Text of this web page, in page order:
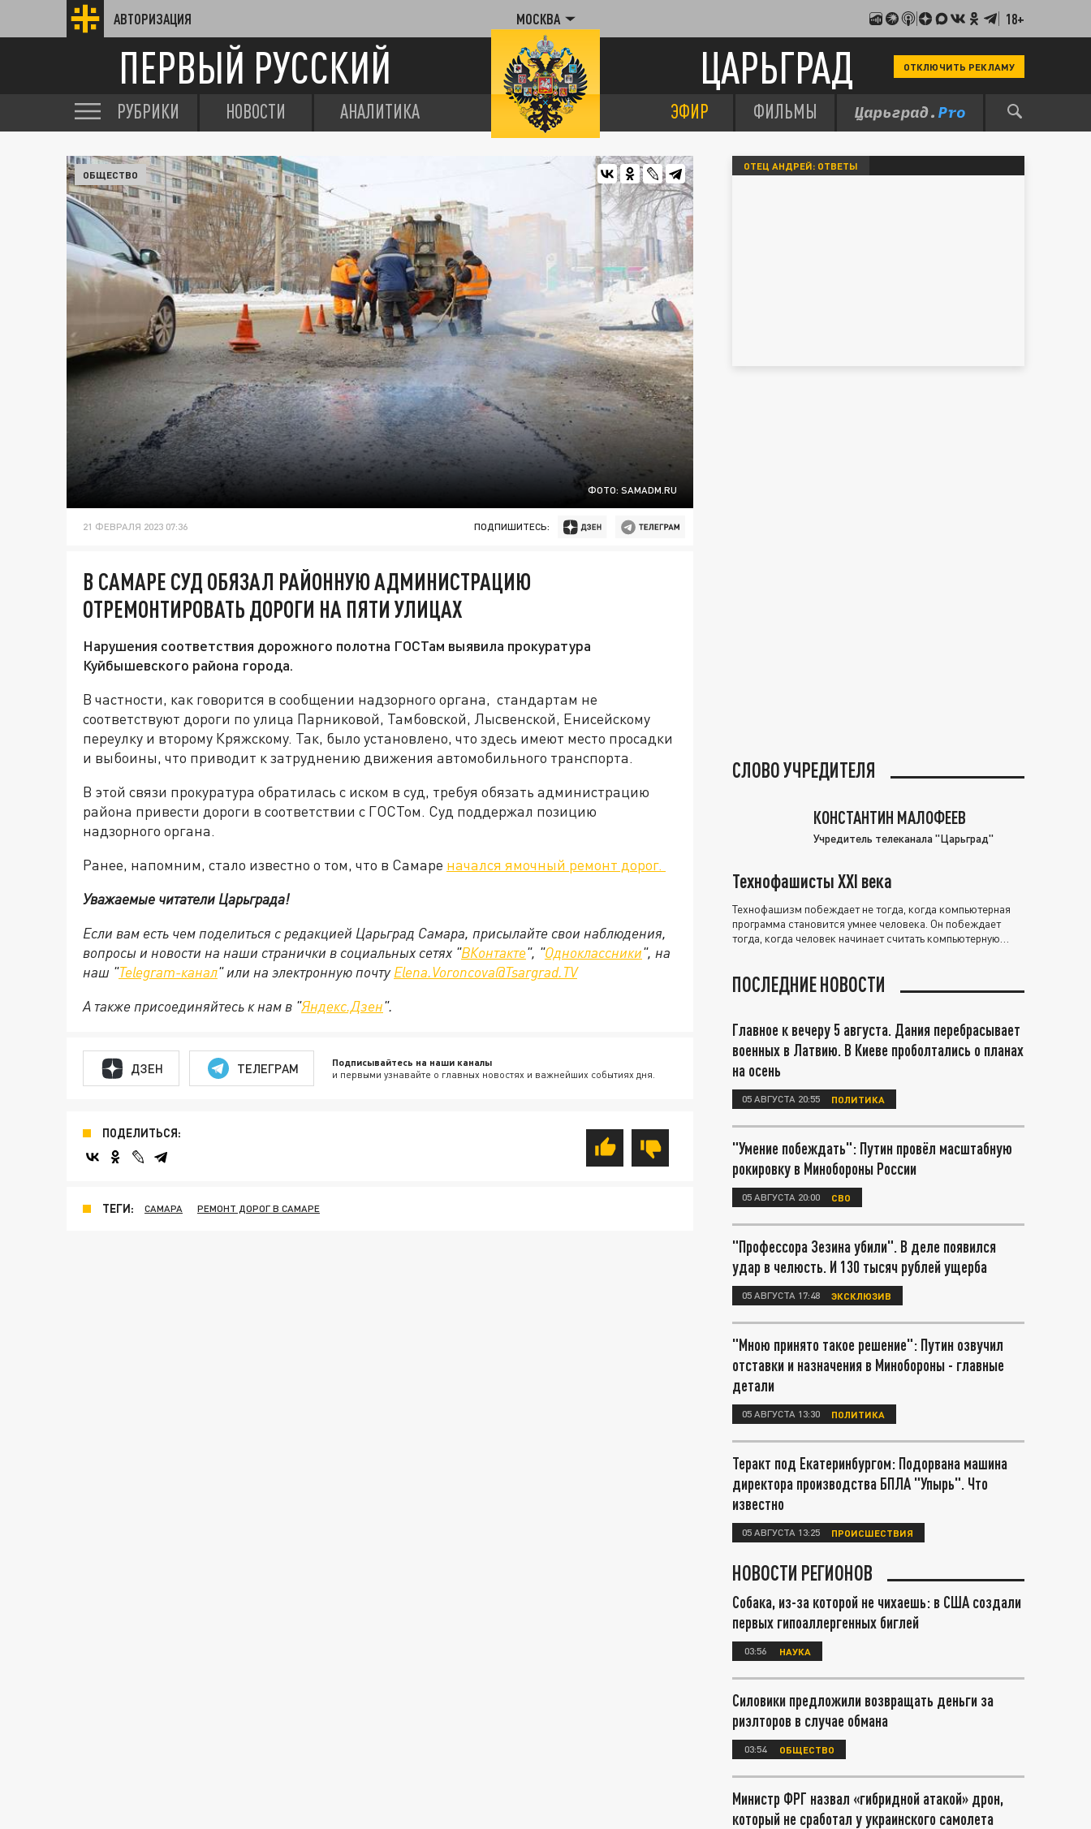
АВТОРИЗАЦИЯ МОСКВА 18+
ПЕРВЫЙ РУССКИЙ ЦАРЬГРАД ОТКЛЮЧИТЬ РЕКЛАМУ
РУБРИКИ НОВОСТИ АНАЛИТИКА ЭФИР ФИЛЬМЫ
ФОТО: SAMADM.RU
ОБЩЕСТВО
21 ФЕВРАЛЯ 2023 07:36 ПОДПИШИТЕСЬ:
В САМАРЕ СУД ОБЯЗАЛ РАЙОННУЮ АДМИНИСТРАЦИЮ
ОТРЕМОНТИРОВАТЬ ДОРОГИ НА ПЯТИ УЛИЦАХ
Нарушения соответствия дорожного полотна ГОСТам выявила прокуратура
Куйбышевского района города.
В частности, как говорится в сообщении надзорного органа, стандартам не
соответствуют дороги по улица Парниковой, Тамбовской, Лысвенской, Енисейскому
переулку и второму Кряжскому. Так, было установлено, что здесь имеют место просадки
и выбоины, что приводит к затруднению движения автомобильного транспорта.
В этой связи прокуратура обратилась с иском в суд, требуя обязать администрацию
района привести дороги в соответствии с ГОСТом. Суд поддержал позицию
надзорного органа.
Ранее, напомним, стало известно о том, что в Самаре начался ямочный ремонт дорог.
Уважаемые читатели Царьграда!
Если вам есть чем поделиться с редакцией Царьград Самара, присылайте свои наблюдения,
вопросы и новости на наши странички в социальных сетях "ВКонтакте", "Одноклассники", на
наш "Telegram-канал" или на электронную почту Elena.Voroncova@Tsargrad.TV
А также присоединяйтесь к нам в "Яндекс.Дзен".
ДЗЕН ТЕЛЕГРАМ Подписывайтесь на наши каналы
и первыми узнавайте о главных новостях и важнейших событиях дня.
ПОДЕЛИТЬСЯ:
ТЕГИ: САМАРА РЕМОНТ ДОРОГ В САМАРЕ
ОТЕЦ АНДРЕЙ: ОТВЕТЫ
СЛОВО УЧРЕДИТЕЛЯ
КОНСТАНТИН МАЛОФЕЕВ
Учредитель телеканала "Царьград"
Технофашисты XXI века
Технофашизм побеждает не тогда, когда компьютерная
программа становится умнее человека. Он побеждает
тогда, когда человек начинает считать компьютерную
ПОСЛЕДНИЕ НОВОСТИ
Главное к вечеру 5 августа. Дания перебрасывает
военных в Латвию. В Киеве проболтались о планах
на осень
05 АВГУСТА 20:55 ПОЛИТИКА
"Умение побеждать": Путин провёл масштабную
рокировку в Минобороны России
05 АВГУСТА 20:00 СВО
"Профессора Зезина убили". В деле появился
удар в челюсть. И 130 тысяч рублей ущерба
05 АВГУСТА 17:48 ЭКСКЛЮЗИВ
"Мною принято такое решение": Путин озвучил
отставки и назначения в Минобороны - главные
детали
05 АВГУСТА 13:30 ПОЛИТИКА
Теракт под Екатеринбургом: Подорвана машина
директора производства БПЛА "Упырь". Что
известно
05 АВГУСТА 13:25 ПРОИСШЕСТВИЯ
НОВОСТИ РЕГИОНОВ
Собака, из-за которой не чихаешь: в США создали
первых гипоаллергенных биглей
03:56 НАУКА
Силовики предложили возвращать деньги за
риэлторов в случае обмана
03:54 ОБЩЕСТВО
Министр ФРГ назвал «гибридной атакой» дрон,
который не сработал у украинского самолета